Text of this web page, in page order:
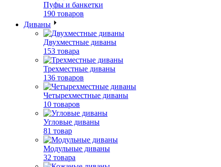
Пуфы и банкетки
190 товаров
Диваны
Двухместные диваны
153 товара
Трехместные диваны
136 товаров
Четырехместные диваны
10 товаров
Угловые диваны
81 товар
Модульные диваны
32 товара